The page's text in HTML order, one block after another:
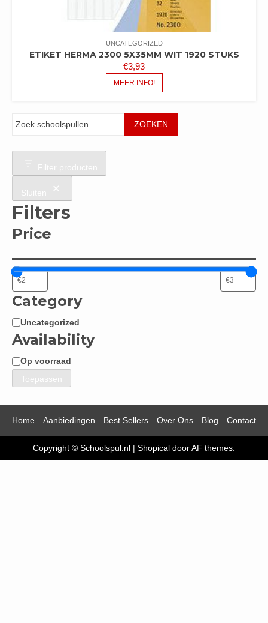
UNCATEGORIZED
ETIKET HERMA 2300 5X35MM WIT 1920 STUKS
€3,93
MEER INFO!
ZOEKEN
Filter producten
Sluiten
Filters
Price
Category
Categorie
Uncategorized
Availability
Beschikbaarheid
Op voorraad
Toepassen
Home Aanbiedingen Best Sellers Over Ons Blog Contact
Copyright © Schoolspul.nl | Shopical door AF themes.